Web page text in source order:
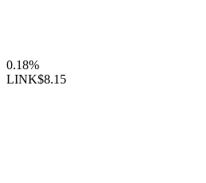
0.18%
LINK$8.15